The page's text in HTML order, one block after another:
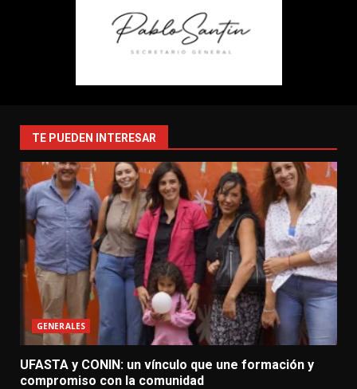
TE PUEDEN INTERESAR
GENERALES
UFASTA y CONIN: un vínculo que une formación y
compromiso con la comunidad